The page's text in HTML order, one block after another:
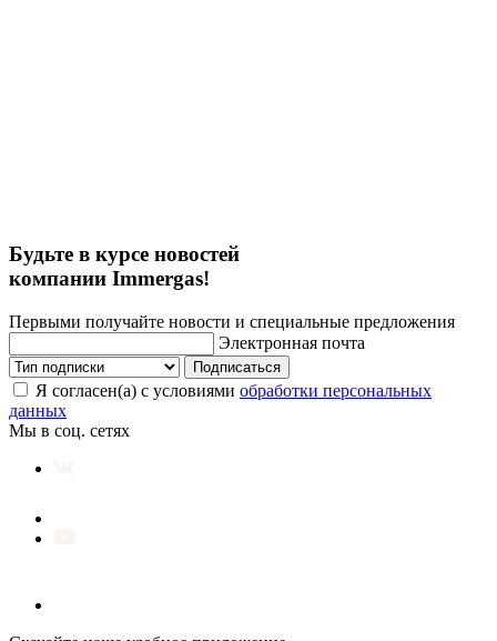
Будьте в курсе новостей
компании Immergas!
Первыми получайте новости и специальные предложения
Электронная почта
Подписаться
Я согласен(а) с условиями обработки персональных
данных
Мы в соц. сетях